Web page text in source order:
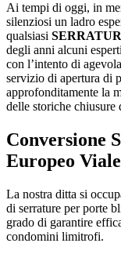
Ai tempi di oggi, in
silenziosi un ladro
qualsiasi
degli anni alcuni
con l’intento di
servizio di apertura di
approfonditamente la
delle storiche chiusure
Conversione
Europeo
La nostra ditta si
di serrature per porte
grado di garantire
condomini limitrofi.